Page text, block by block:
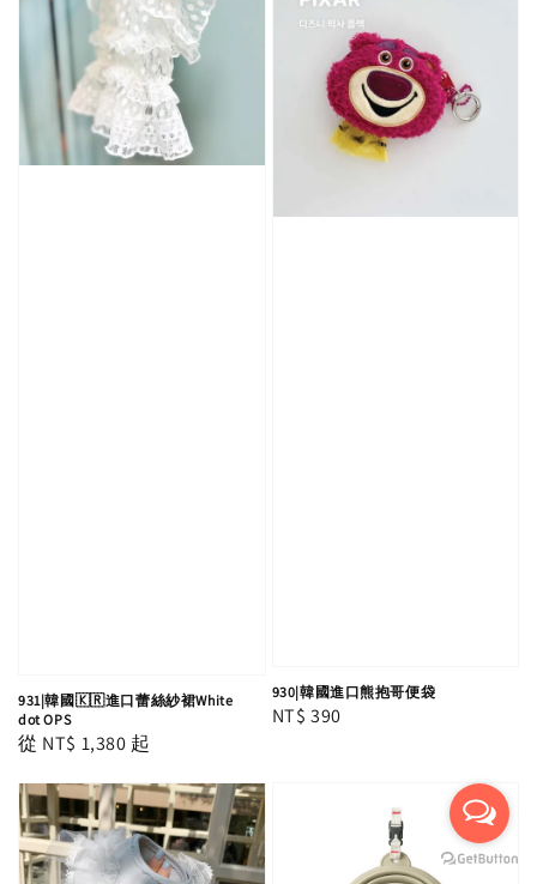
931|韓國🇰🇷進口蕾絲紗裙White
dot OPS
Regular
從 NT$ 1,380 起
930|韓國進口熊抱哥便袋
Regular
NT$ 390